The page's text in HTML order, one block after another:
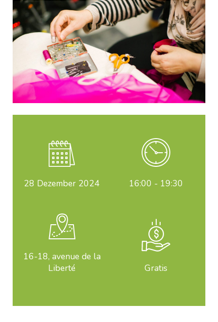
28 Dezember 2024 16:00 - 19:30
16-18, avenue de la
Liberté
Gratis